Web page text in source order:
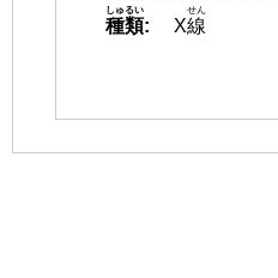
種類
しゅるい
: X線
せん